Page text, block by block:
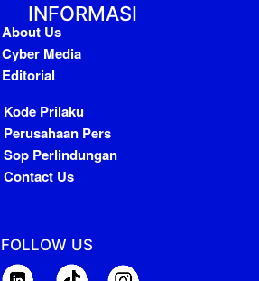
INFORMASI
About Us
Cyber Media
Editorial
Kode Prilaku
Perusahaan Pers
Sop Perlindungan
Contact Us
FOLLOW US